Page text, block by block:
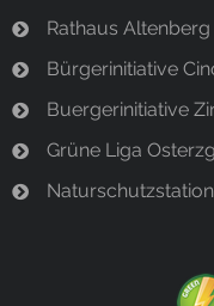
Rathaus Altenberg
Bürgerinitiative
Buergerinitiative
Grüne Liga